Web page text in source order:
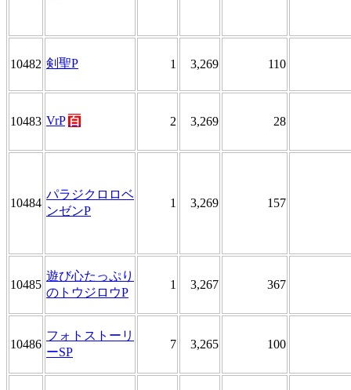
10482 剣聖P 1 3,269 110
10483 VrP 百 2 3,269 28
10484
パラジクロロベ
ンゼンP
1 3,269 157
10485
遊び心たっぷり
のトウジロウP
1 3,267 367
10486
フォトストーリ
ーSP
7 3,265 100